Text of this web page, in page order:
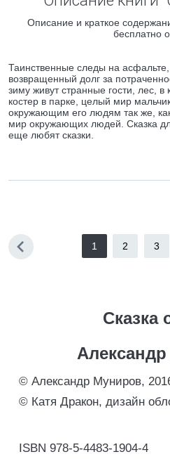
Описание и краткое
бесплатно
Таинственные следы на
возвращенный долг за
зиму живут странные гости, лес,
костер в парке, целый мир
окружающим его людям так же,
мир окружающих людей. Сказка
еще любят сказки.
1 2 3
Сказка
© Александр Муниров,
© Катя Дракон, дизайн
ISBN 978-5-4483-1904-4